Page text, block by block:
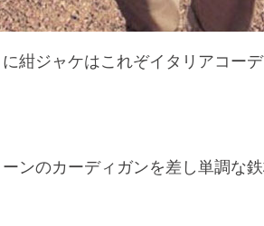
紺ジャケはこれぞイタリアコーデ
ンのカーディガンを差し単調な